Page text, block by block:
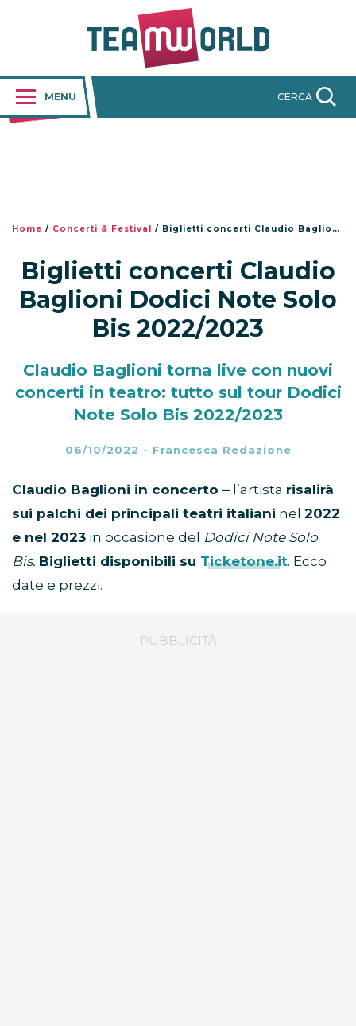
MENU CERCA
Home / Concerti & Festival / Biglietti concerti Claudio Baglioni Dodici Note Solo Bis 2022/2023
Biglietti concerti Claudio
Baglioni Dodici Note Solo
Bis 2022/2023
Claudio Baglioni torna live con nuovi
concerti in teatro: tutto sul tour Dodici
Note Solo Bis 2022/2023
06/10/2022 - Francesca Redazione
Claudio Baglioni in concerto – l’artista risalirà
sui palchi dei principali teatri italiani nel 2022
e nel 2023 in occasione del Dodici Note Solo
Bis. Biglietti disponibili su Ticketone.it. Ecco
date e prezzi.